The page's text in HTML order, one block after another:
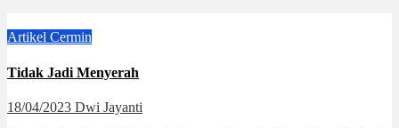
Artikel Cermin
Tidak Jadi Menyerah
18/04/2023 Dwi Jayanti